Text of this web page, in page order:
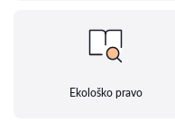
Ekološko pravo